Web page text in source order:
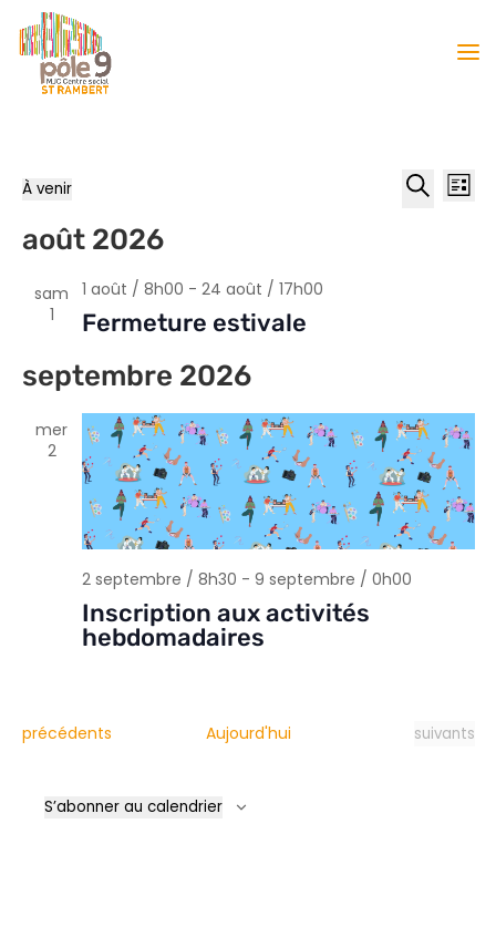
de
Liste
À venir
une
août 2026
sam
1
1 août / 8h00 - 24 août / 17h00
Fermeture estivale
septembre 2026
mer
2
2 septembre / 8h30 - 9 septembre / 0h00
Inscription aux activités
hebdomadaires
Évènements
précédents Aujourd'hui suivants
S’abonner au calendrier